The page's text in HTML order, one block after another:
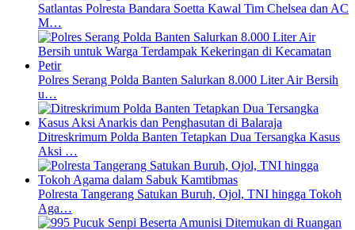
Satlantas Polresta Bandara Soetta Kawal Tim Chelsea dan AC
M…
Polres Serang Polda Banten Salurkan 8.000 Liter Air Bersih
u…
Ditreskrimum Polda Banten Tetapkan Dua Tersangka Kasus
Aksi …
Polresta Tangerang Satukan Buruh, Ojol, TNI hingga Tokoh
Aga…